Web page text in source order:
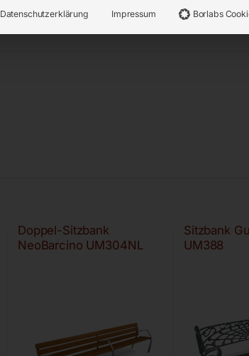
Doppel-Sitzbank
NeoBarcino UM304NL
Sitzbank
UM388
Datenschutzerklärung Impressum Borlabs